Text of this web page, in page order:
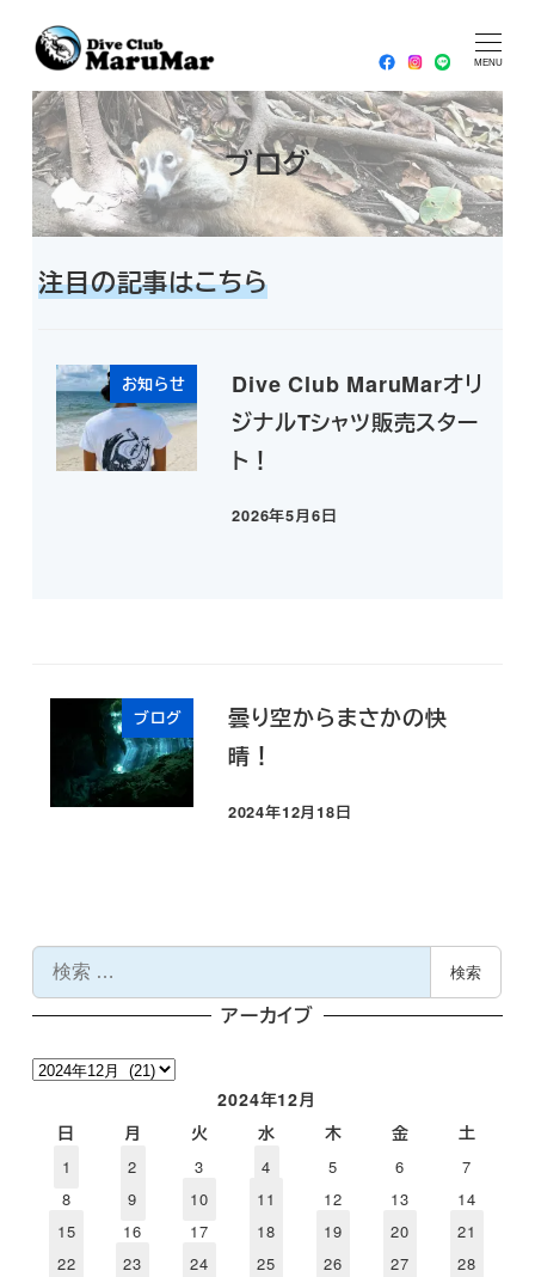
MENU
HOME 2024年
ブログ
注目の記事はこちら
お知らせ
Dive Club MaruMarオリ
ジナルTシャツ販売スター
ト！
投稿日
2026年5月6日
ブログ
曇り空からまさかの快
晴！
投稿日
2024年12月18日
索
検索
アーカイブ
ア
2024年12月
日
月 火 水 木 金 土
1 2 3 4 5 6
7
8
9 10 11 12 13
14
15
16 17 18 19 20
21
22
23 24 25 26 27
28